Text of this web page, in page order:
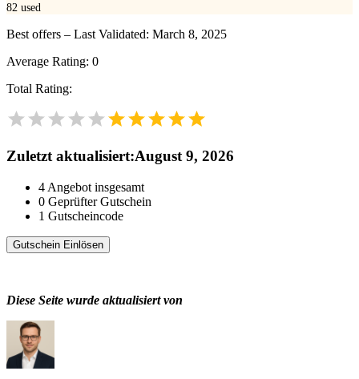
82 used
Best offers – Last Validated: March 8, 2025
Average Rating: 0
Total Rating:
Zuletzt aktualisiert:August 9, 2026
4 Angebot insgesamt
0 Geprüfter Gutschein
1 Gutscheincode
Gutschein Einlösen
Diese Seite wurde aktualisiert von